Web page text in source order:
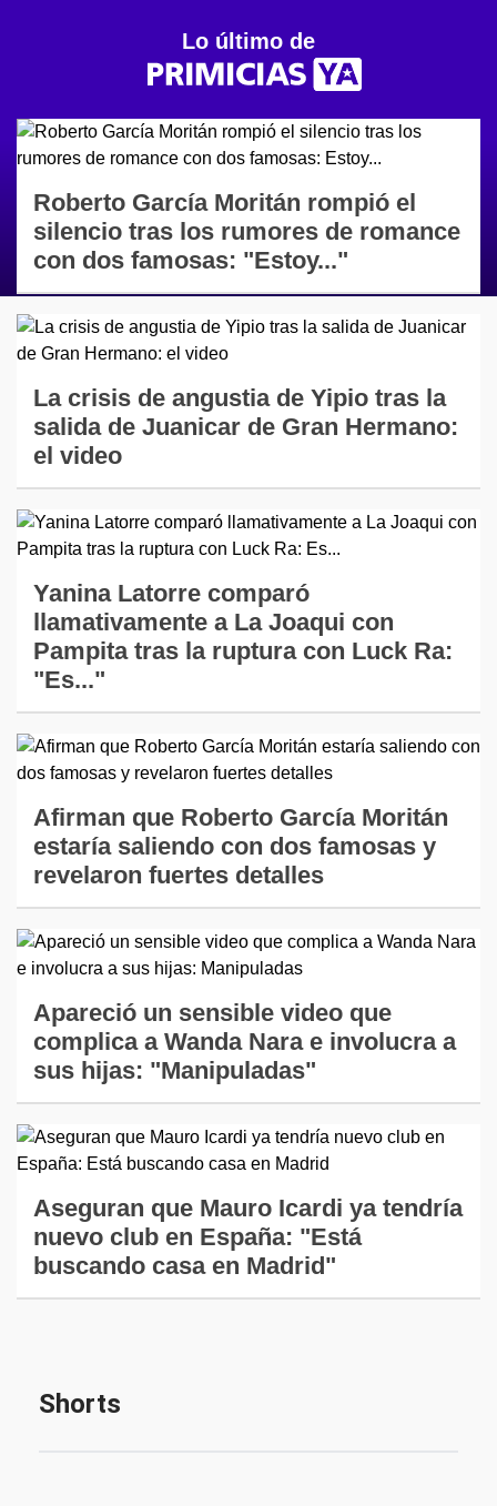
Lo último de
Roberto García Moritán rompió el
silencio tras los rumores de romance
con dos famosas: "Estoy..."
La crisis de angustia de Yipio tras la
salida de Juanicar de Gran Hermano:
el video
Yanina Latorre comparó
llamativamente a La Joaqui con
Pampita tras la ruptura con Luck Ra:
"Es..."
Afirman que Roberto García Moritán
estaría saliendo con dos famosas y
revelaron fuertes detalles
Apareció un sensible video que
complica a Wanda Nara e involucra a
sus hijas: "Manipuladas"
Aseguran que Mauro Icardi ya tendría
nuevo club en España: "Está
buscando casa en Madrid"